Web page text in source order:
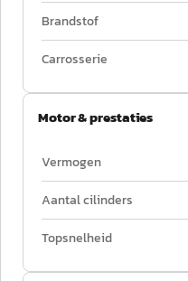
Brandstof
Carrosserie
Motor & prestaties
Vermogen
Aantal cilinders
Topsnelheid